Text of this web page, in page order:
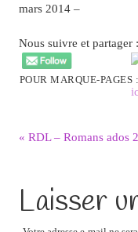
mars 2014 –
Nous suivre et partager :
POUR MARQUE-PAGES :
« RDL – Romans ados
Laisser